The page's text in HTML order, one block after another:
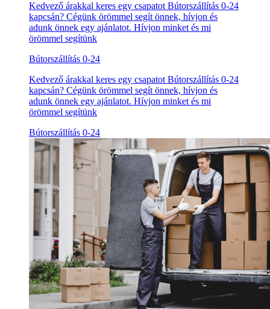
Kedvező árakkal keres egy csapatot Bútorszállítás 0-24
kapcsán? Cégünk örömmel segít önnek, hívjon és
adunk önnek egy ajánlatot. Hívjon minket és mi
örömmel segítünk
Bútorszállítás 0-24
Kedvező árakkal keres egy csapatot Bútorszállítás 0-24
kapcsán? Cégünk örömmel segít önnek, hívjon és
adunk önnek egy ajánlatot. Hívjon minket és mi
örömmel segítünk
Bútorszállítás 0-24